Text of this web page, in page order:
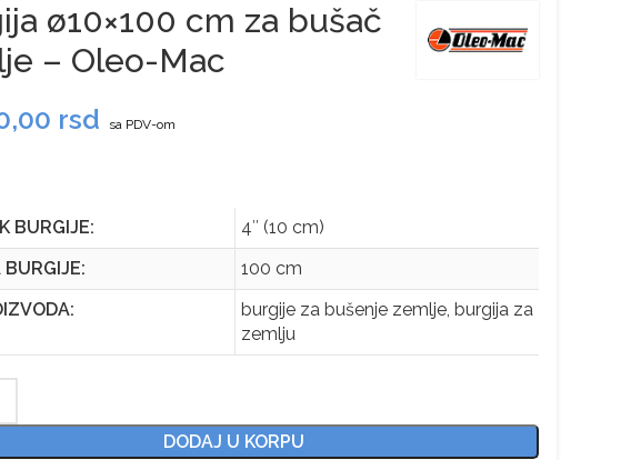
ø10×100 cm za bušač
– Oleo-Mac
rsd sa PDV-om
BURGIJE:
4″ (10 cm)
100 cm
burgije za bušenje zemlje, burgija za
zemlju
DODAJ U KORPU